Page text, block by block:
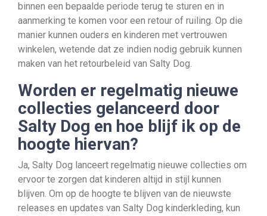
binnen een bepaalde periode terug te sturen en in
aanmerking te komen voor een retour of ruiling. Op die
manier kunnen ouders en kinderen met vertrouwen
winkelen, wetende dat ze indien nodig gebruik kunnen
maken van het retourbeleid van Salty Dog.
Worden er regelmatig nieuwe
collecties gelanceerd door
Salty Dog en hoe blijf ik op de
hoogte hiervan?
Ja, Salty Dog lanceert regelmatig nieuwe collecties om
ervoor te zorgen dat kinderen altijd in stijl kunnen
blijven. Om op de hoogte te blijven van de nieuwste
releases en updates van Salty Dog kinderkleding, kun